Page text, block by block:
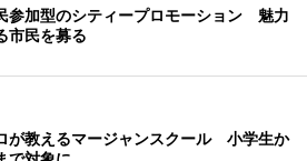
参加型のシティープロモーション 魅力
市民を募る
が教えるマージャンスクール 小学生か